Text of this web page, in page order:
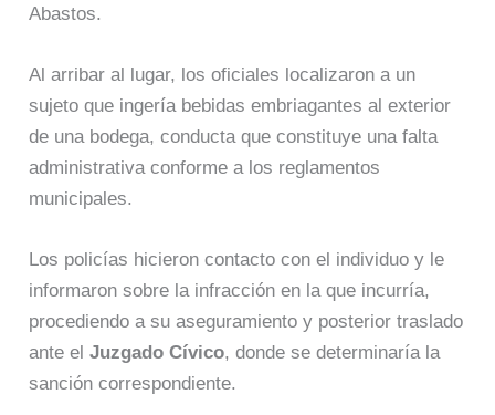
Abastos.
Al arribar al lugar, los oficiales localizaron a un
sujeto que ingería bebidas embriagantes al exterior
de una bodega, conducta que constituye una falta
administrativa conforme a los reglamentos
municipales.
Los policías hicieron contacto con el individuo y le
informaron sobre la infracción en la que incurría,
procediendo a su aseguramiento y posterior traslado
ante elJuzgado Cívico, donde se determinaría la
sanción correspondiente.